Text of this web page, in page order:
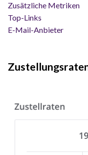
Zusätzliche Metriken
Top-Links
E-Mail-Anbieter